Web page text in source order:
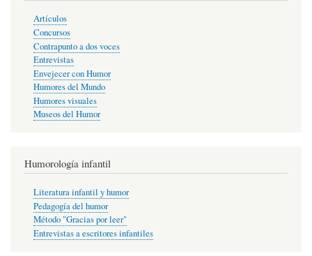
Artículos
Concursos
Contrapunto a dos voces
Entrevistas
Envejecer con Humor
Humores del Mundo
Humores visuales
Museos del Humor
Humorología infantil
Literatura infantil y humor
Pedagogía del humor
Método "Gracias por leer"
Entrevistas a escritores infantiles